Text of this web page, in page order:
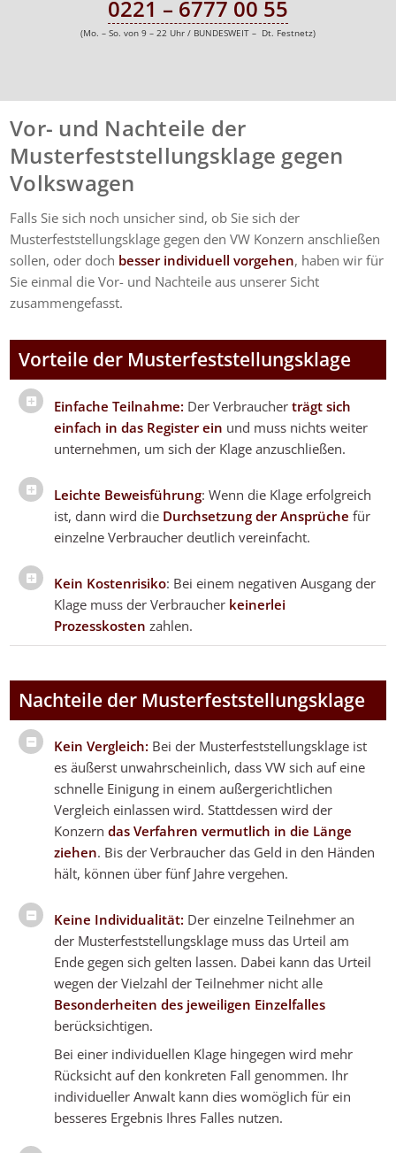
0221 – 6777 00 55
(Mo. – So. von 9 – 22 Uhr / BUNDESWEIT – Dt. Festnetz)
Vor- und Nachteile der
Musterfeststellungsklage gegen
Volkswagen
Falls Sie sich noch unsicher sind, ob Sie sich der
Musterfeststellungsklage gegen den VW Konzern anschließen
sollen, oder doch besser individuell vorgehen, haben wir für
Sie einmal die Vor- und Nachteile aus unserer Sicht
zusammengefasst.
Vorteile der Musterfeststellungsklage
Einfache Teilnahme: Der Verbraucherträgt sich
einfach in das Register ein und muss nichts weiter
unternehmen, um sich der Klage anzuschließen.
Leichte Beweisführung: Wenn die Klage erfolgreich
ist, dann wird die Durchsetzung der Ansprüche für
einzelne Verbraucher deutlich vereinfacht.
Kein Kostenrisiko: Bei einem negativen Ausgang der
Klage muss der Verbraucher keinerlei
Prozesskosten zahlen.
Nachteile der Musterfeststellungsklage
Kein Vergleich: Bei der Musterfeststellungsklage ist
es äußerst unwahrscheinlich, dass VW sich auf eine
schnelle Einigung in einem außergerichtlichen
Vergleich einlassen wird. Stattdessen wird der
Konzerndas Verfahren vermutlich in die Länge
ziehen. Bis der Verbraucher das Geld in den Händen
hält, können über fünf Jahre vergehen.
Keine Individualität: Der einzelne Teilnehmer an
der Musterfeststellungsklage muss das Urteil am
Ende gegen sich gelten lassen. Dabei kann das Urteil
wegen der Vielzahl der Teilnehmer nicht alle
Besonderheiten des jeweiligen Einzelfalles
berücksichtigen.
Bei einer individuellen Klage hingegen wird mehr
Rücksicht auf den konkreten Fall genommen. Ihr
individueller Anwalt kann dies womöglich für ein
besseres Ergebnis Ihres Falles nutzen.